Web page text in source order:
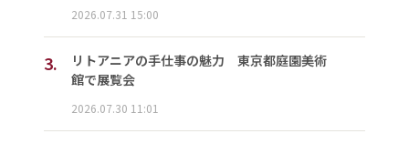
2026.07.31 15:00
3.
リトアニアの手仕事の魅力 東京都庭園美術
館で展覧会
2026.07.30 11:01